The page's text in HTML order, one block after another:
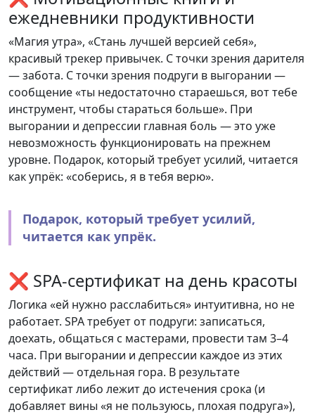
ежедневники продуктивности
«Магия утра», «Стань лучшей версией себя»,
красивый трекер привычек. С точки зрения дарителя
— забота. С точки зрения подруги в выгорании —
сообщение «ты недостаточно стараешься, вот тебе
инструмент, чтобы стараться больше». При
выгорании и депрессии главная боль — это уже
невозможность функционировать на прежнем
уровне. Подарок, который требует усилий, читается
как упрёк: «соберись, я в тебя верю».
Подарок, который требует усилий,
читается как упрёк.
❌ SPA-сертификат на день красоты
Логика «ей нужно расслабиться» интуитивна, но не
работает. SPA требует от подруги: записаться,
доехать, общаться с мастерами, провести там 3–4
часа. При выгорании и депрессии каждое из этих
действий — отдельная гора. В результате
сертификат либо лежит до истечения срока (и
добавляет вины «я не пользуюсь, плохая подруга»),